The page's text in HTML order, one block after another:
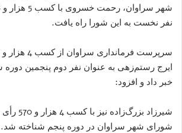
نفر نخست به این شورا راه یافت.
ایرج رستم‌زهی به عنوان نفر دوم پنجمین
خبر داد و افزود:
شیرزاد
شورای شهر سراوان در دوره پنجم شناخته شد.